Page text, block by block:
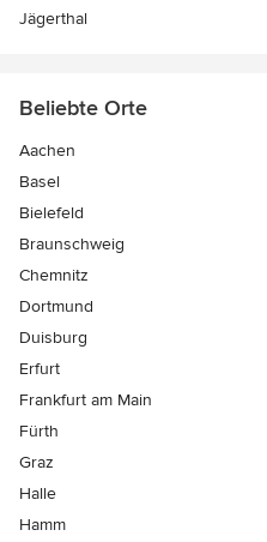
Jägerthal
Beliebte Orte
Aachen
Basel
Bielefeld
Braunschweig
Chemnitz
Dortmund
Duisburg
Erfurt
Frankfurt am Main
Fürth
Graz
Halle
Hamm